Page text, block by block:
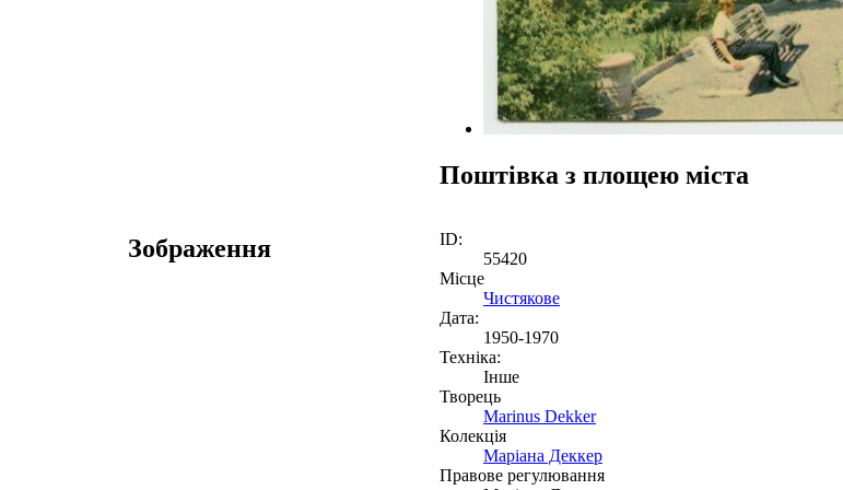
Поштівка з площею міста
Зображення
ID:
55420
Місце
Чистякове
Дата:
1950-1970
Техніка:
Інше
Творець
Marinus Dekker
Колекція
Маріана Деккер
Правове регулювання